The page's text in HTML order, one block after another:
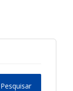
Pesquisar